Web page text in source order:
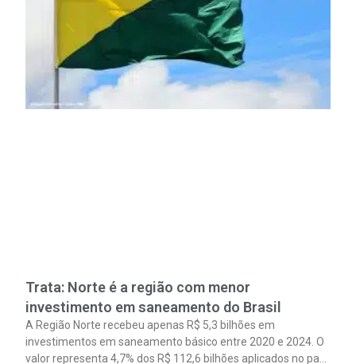
Trata: Norte é a região com menor
investimento em saneamento do Brasil
A Região Norte recebeu apenas R$ 5,3 bilhões em
investimentos em saneamento básico entre 2020 e 2024. O
valor representa 4,7% dos R$ 112,6 bilhões aplicados no país